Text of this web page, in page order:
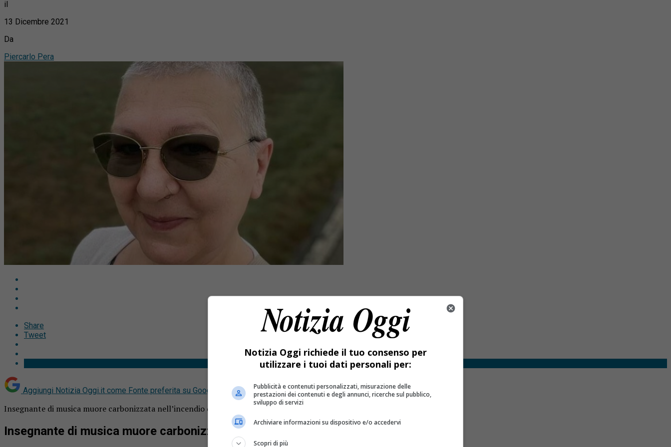
il
13 Dicembre 2021
Da
Piercarlo Pera
Share
Tweet
Aggiungi Notizia Oggi.it come Fonte preferita su Google
Insegnante di musica muore carbonizzata nell’incendio della palazzina.
Insegnante di musica muore carbonizzata nell’incendio della palazzina
Notizia Oggi richiede il tuo consenso per
utilizzare i tuoi dati personali per:
Pubblicità e contenuti personalizzati, misurazione delle
prestazioni dei contenuti e degli annunci, ricerche sul pubblico,
sviluppo di servizi
Archiviare informazioni su dispositivo e/o accedervi
Scopri di più